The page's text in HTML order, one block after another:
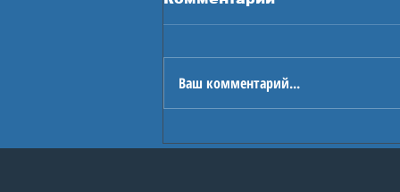
ГЕРОЕВ»: круглый
Ваш комментарий...